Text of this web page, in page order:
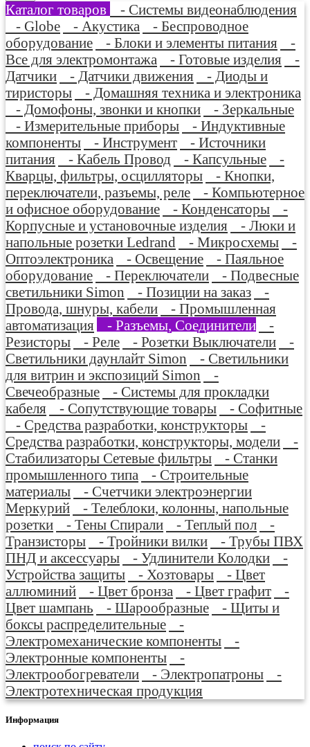
Каталог товаров
- Системы видеонаблюдения
- Globe
- Акустика
- Беспроводное
оборудование
- Блоки и элементы питания
-
Все для электромонтажа
- Готовые изделия
-
Датчики
- Датчики движения
- Диоды и
тиристоры
- Домашняя техника и электроника
- Домофоны, звонки и кнопки
- Зеркальные
- Измерительные приборы
- Индуктивные
компоненты
- Инструмент
- Источники
питания
- Кабель Провод - Капсульные
-
Кварцы, фильтры, осцилляторы
- Кнопки,
переключатели, разъемы, реле
- Компьютерное
и офисное оборудование
- Конденсаторы
-
Корпусные и установочные изделия
- Люки и
напольные розетки Ledrand
- Микросхемы
-
Оптоэлектроника
- Освещение
- Паяльное
оборудование
- Переключатели
- Подвесные
светильники Simon
- Позиции на заказ
-
Провода, шнуры, кабели
- Промышленная
автоматизация
- Разъемы, Соединители
-
Резисторы
- Реле - Розетки Выключатели
-
Светильники даунлайт Simon
- Светильники
для витрин и экспозиций Simon
-
Свечеобразные
- Системы для прокладки
кабеля
- Сопутствующие товары
- Софитные
- Средства разработки, конструкторы
-
Средства разработки, конструкторы, модели
-
Стабилизаторы Сетевые фильтры
- Станки
промышленного типа
- Строительные
материалы
- Счетчики электроэнергии
Меркурий
- Телеблоки, колонны, напольные
розетки
- Тены Спирали - Теплый пол
-
Транзисторы
- Тройники вилки
- Трубы ПВХ
ПНД и аксессуары
- Удлинители Колодки
-
Устройства защиты
- Хозтовары
- Цвет
аллюминий
- Цвет бронза - Цвет графит
-
Цвет шампань
- Шарообразные
- Щиты и
боксы распределительные
-
Электромеханические компоненты
-
Электронные компоненты
-
Электрообогреватели
- Электропатроны
-
Электротехническая продукция
Информация